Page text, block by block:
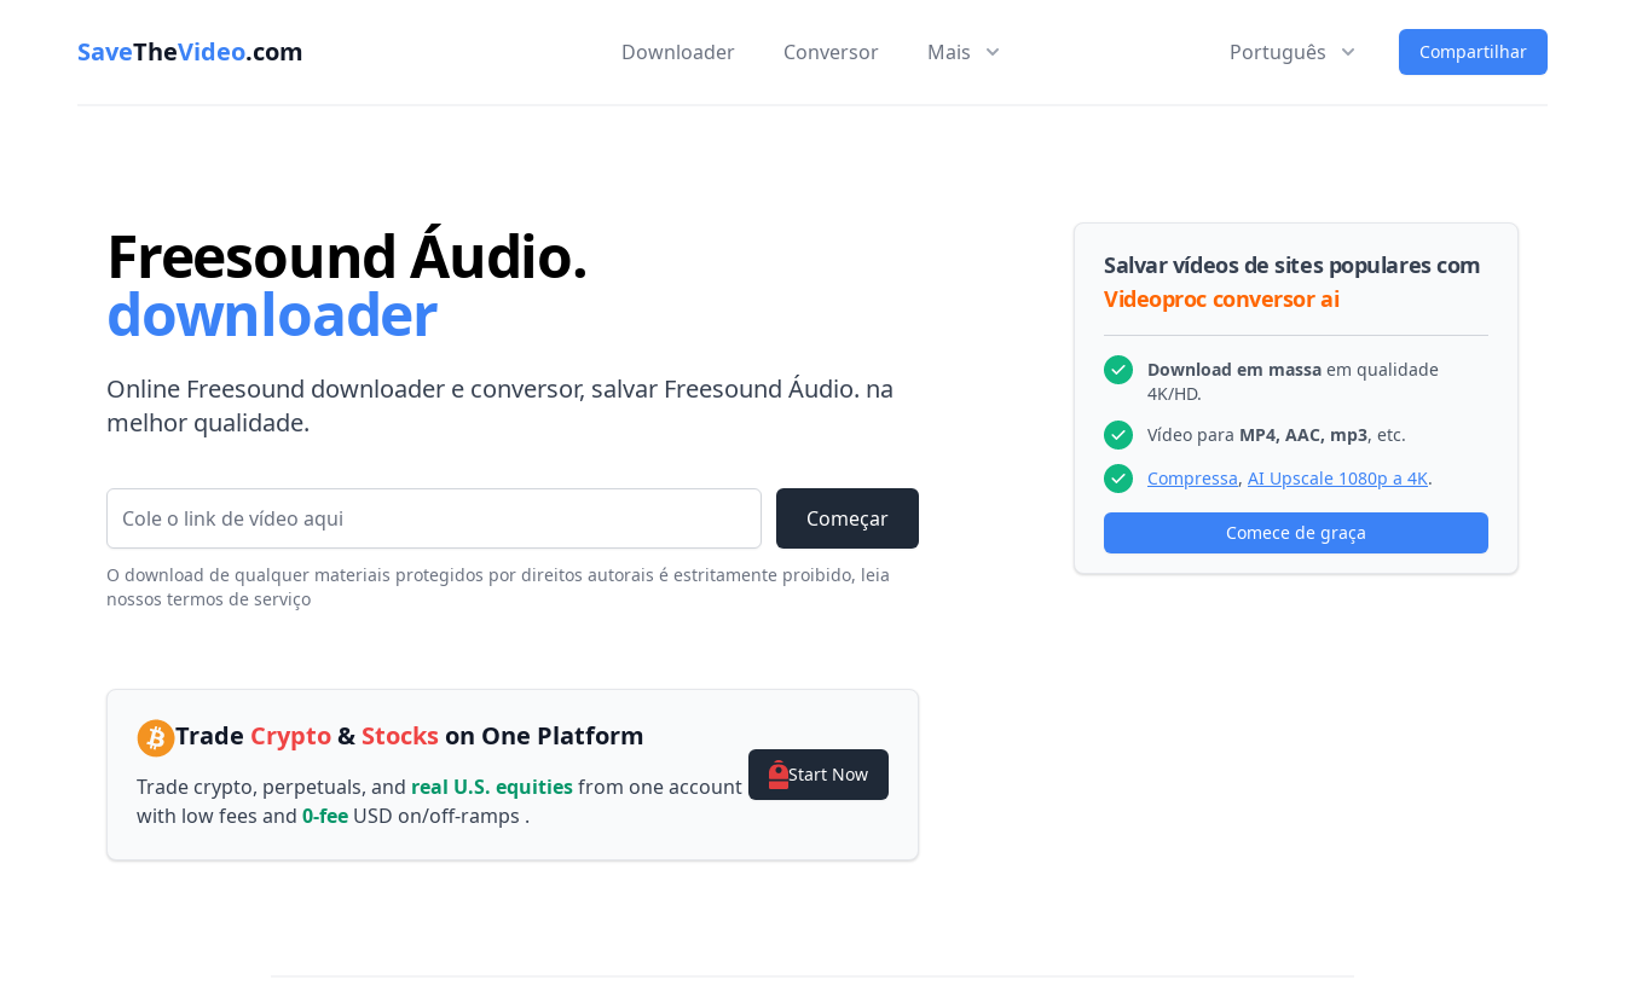
SaveTheVideo.com Downloader Conversor Mais Português Compartilhar
Freesound Áudio.
downloader
Online Freesound downloader e conversor, salvar Freesound Áudio. na
melhor qualidade.
Link de vídeo
Começar
O download de qualquer materiais protegidos por direitos autorais é estritamente proibido, leia
nossos termos de serviço
Trade Crypto& Stocks on One Platform
Trade crypto, perpetuals, and real U.S. equitiesfrom one account
with low fees and 0-fee USD on/off-ramps .
Start Now
Salvar vídeos de sites populares com
Videoproc conversor ai
Download em massa em qualidade
4K/HD.
Vídeo para MP4, AAC, mp3, etc.
Compressa, AI Upscale 1080p a 4K.
Comece de graça